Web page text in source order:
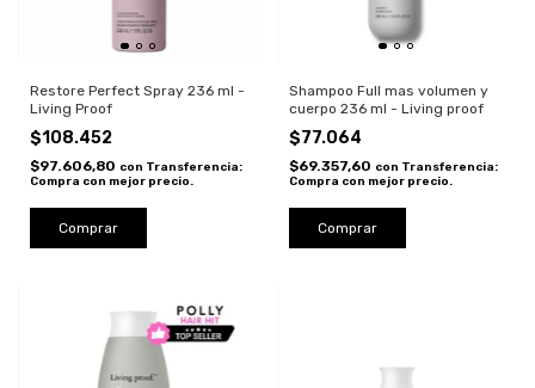
Restore Perfect Spray 236 ml -
Living Proof
$108.452
$97.606,80 con Transferencia:
Compra con mejor precio.
Shampoo Full mas volumen y
cuerpo 236 ml - Living proof
$77.064
$69.357,60 con Transferencia:
Compra con mejor precio.